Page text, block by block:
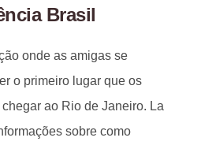
Brasil
onde as amigas se
o primeiro lugar que os
ao Rio de Janeiro. La
sobre como